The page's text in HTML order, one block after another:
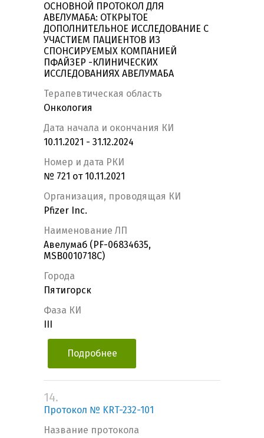
ОСНОВНОЙ ПРОТОКОЛ ДЛЯ
АВЕЛУМАБА: ОТКРЫТОЕ
ДОПОЛНИТЕЛЬНОЕ ИССЛЕДОВАНИЕ С
УЧАСТИЕМ ПАЦИЕНТОВ ИЗ
СПОНСИРУЕМЫХ КОМПАНИЕЙ
ПФАЙЗЕР -КЛИНИЧЕСКИХ
ИССЛЕДОВАНИЯХ АВЕЛУМАБА
Терапевтическая область
Онкология
Дата начала и окончания КИ
10.11.2021 - 31.12.2024
Номер и дата РКИ
№ 721 от 10.11.2021
Организация, проводящая КИ
Pfizer Inc.
Наименование ЛП
Авелумаб (PF-06834635,
MSB0010718C)
Города
Пятигорск
Фаза КИ
Подробнее
14.
Протокол № KRT-232-101
Название протокола